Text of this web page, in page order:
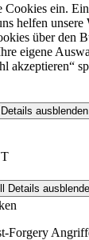
Cookies ein.
helfen unsere
über den
eigene
akzeptieren“
Details ausblenden
Details
Forgery